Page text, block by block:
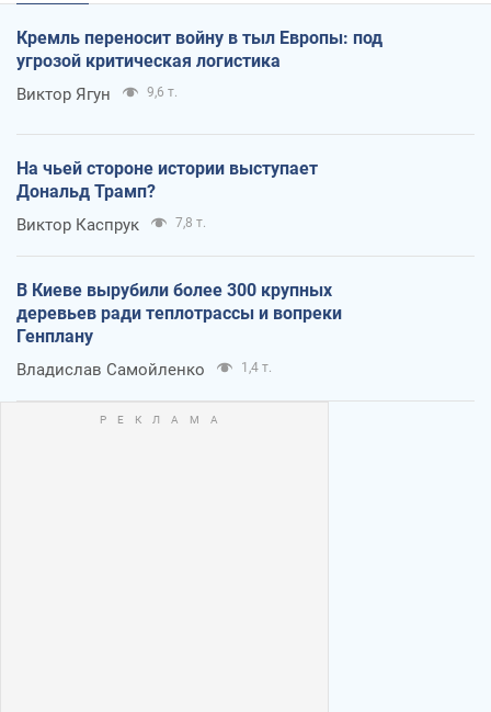
Кремль переносит войну в тыл Европы: под
угрозой критическая логистика
Виктор Ягун 9,6 т.
На чьей стороне истории выступает
Дональд Трамп?
Виктор Каспрук 7,8 т.
В Киеве вырубили более 300 крупных
деревьев ради теплотрассы и вопреки
Генплану
Владислав Самойленко 1,4 т.